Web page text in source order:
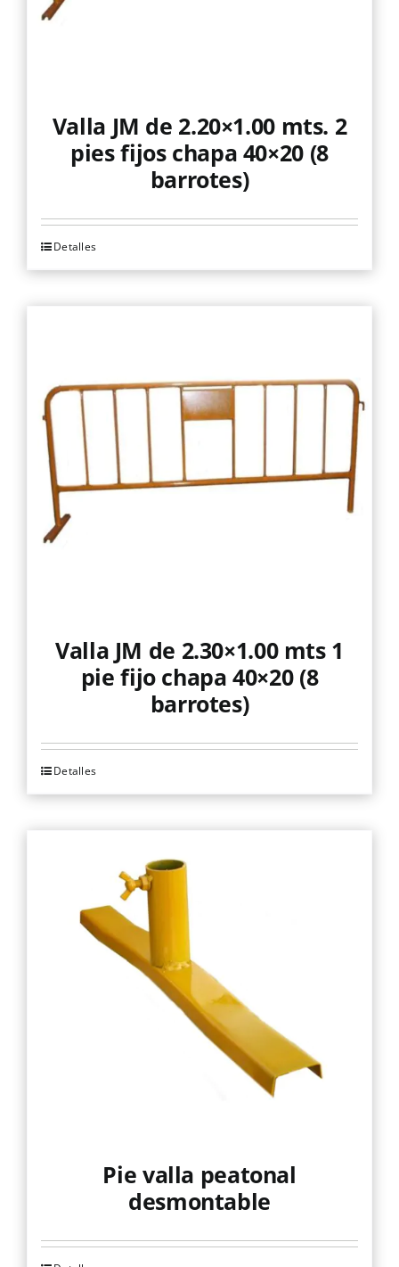
Valla JM de 2.20×1.00 mts. 2
pies fijos chapa 40×20 (8
barrotes)
Detalles
Valla JM de 2.30×1.00 mts 1
pie fijo chapa 40×20 (8
barrotes)
Detalles
Pie valla peatonal
desmontable